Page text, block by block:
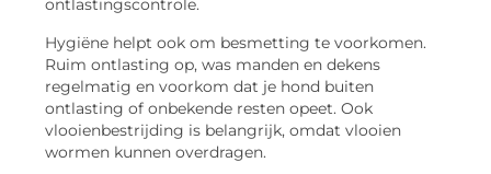
ontlastingscontrole.
Hygiëne helpt ook om besmetting te voorkomen.
Ruim ontlasting op, was manden en dekens
regelmatig en voorkom dat je hond buiten
ontlasting of onbekende resten opeet. Ook
vlooienbestrijding is belangrijk, omdat vlooien
wormen kunnen overdragen.